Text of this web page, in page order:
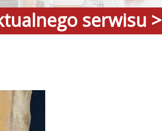
serwisu >